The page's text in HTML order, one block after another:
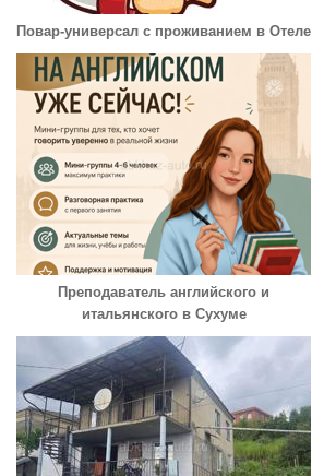
Повар-универсал с проживанием в Отеле
Преподаватель английского и
итальянского в Сухуме